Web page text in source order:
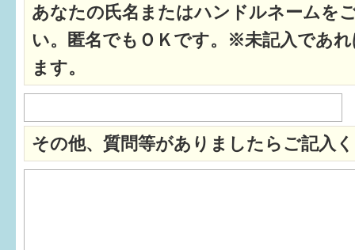
あなたの氏名またはハンドルネームを
い。匿名でもＯＫです。※未記入であ
ます。
その他、質問等がありましたらご記入